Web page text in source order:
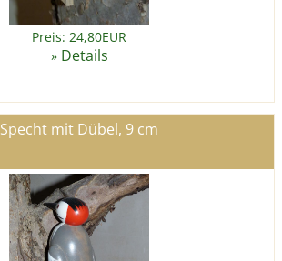
Preis: 24,80EUR
» Details
Specht mit Dübel, 9 cm